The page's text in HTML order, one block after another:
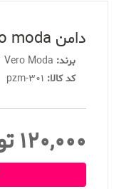
دامن vero moda
برند:
کد کالا:
120,000 تومان